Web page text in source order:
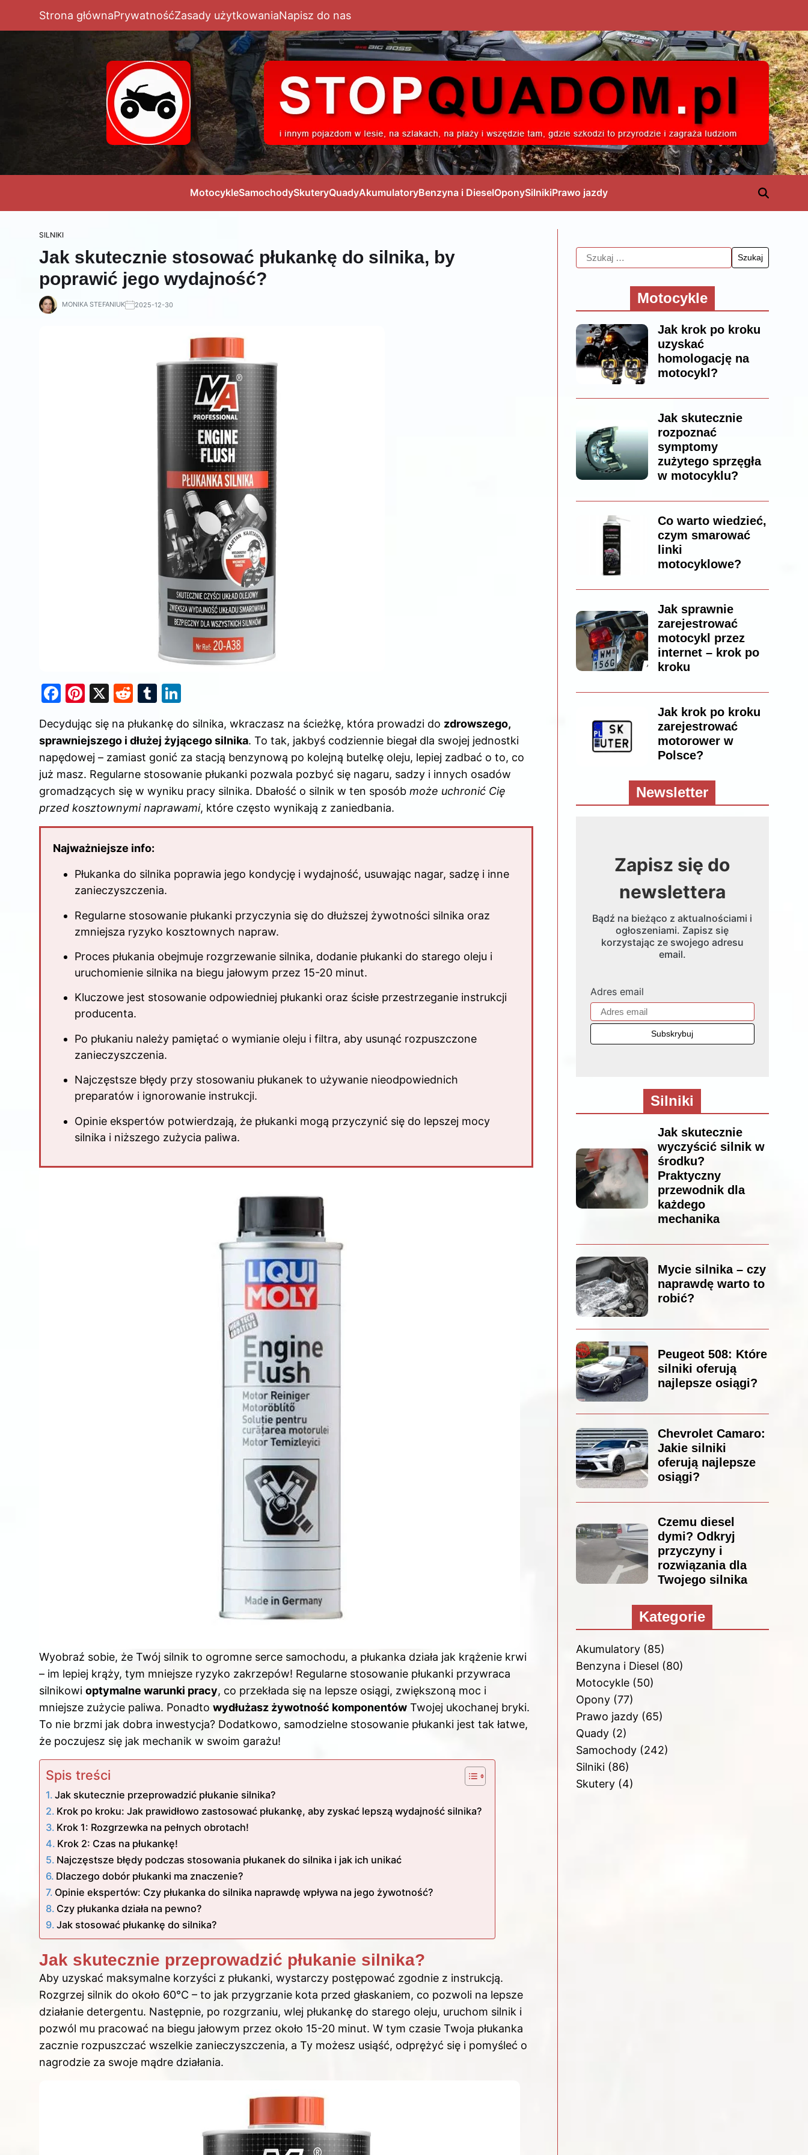
Strona głównaPrywatnośćZasady użytkowaniaNapisz do nas
MotocykleSamochodySkuteryQuadyAkumulatoryBenzyna i DieselOponySilnikiPrawo jazdy
SILNIKI
Jak skutecznie stosować płukankę do silnika, by
poprawić jego wydajność?
MONIKA STEFANIUK 2025-12-30
F
c
e
b
o
o
k
Pi
er
e
st
X
R
d
di
t
T
m
bl
r
k
e
dI
n
Decydując się na płukankę do silnika, wkraczasz na ścieżkę, która prowadzi do zdrowszego,
sprawniejszego i dłużej żyjącego silnika. To tak, jakbyś codziennie biegał dla swojej jednostki
napędowej – zamiast gonić za stacją benzynową po kolejną butelkę oleju, lepiej zadbać o to, co
już masz. Regularne stosowanie płukanki pozwala pozbyć się nagaru, sadzy i innych osadów
gromadzących się w wyniku pracy silnika. Dbałość o silnik w ten sposób może uchronić Cię
przed kosztownymi naprawami, które często wynikają z zaniedbania.
Najważniejsze info:
Płukanka do silnika poprawia jego kondycję i wydajność, usuwając nagar, sadzę i inne
zanieczyszczenia.
Regularne stosowanie płukanki przyczynia się do dłuższej żywotności silnika oraz
zmniejsza ryzyko kosztownych napraw.
Proces płukania obejmuje rozgrzewanie silnika, dodanie płukanki do starego oleju i
uruchomienie silnika na biegu jałowym przez 15-20 minut.
Kluczowe jest stosowanie odpowiedniej płukanki oraz ścisłe przestrzeganie instrukcji
producenta.
Po płukaniu należy pamiętać o wymianie oleju i filtra, aby usunąć rozpuszczone
zanieczyszczenia.
Najczęstsze błędy przy stosowaniu płukanek to używanie nieodpowiednich
preparatów i ignorowanie instrukcji.
Opinie ekspertów potwierdzają, że płukanki mogą przyczynić się do lepszej mocy
silnika i niższego zużycia paliwa.
Wyobraź sobie, że Twój silnik to ogromne serce samochodu, a płukanka działa jak krążenie krwi
– im lepiej krąży, tym mniejsze ryzyko zakrzepów! Regularne stosowanie płukanki przywraca
silnikowi optymalne warunki pracy, co przekłada się na lepsze osiągi, zwiększoną moc i
mniejsze zużycie paliwa. Ponadto wydłużasz żywotność komponentów Twojej ukochanej bryki.
To nie brzmi jak dobra inwestycja? Dodatkowo, samodzielne stosowanie płukanki jest tak łatwe,
że poczujesz się jak mechanik w swoim garażu!
Spis treści
Jak skutecznie przeprowadzić płukanie silnika?
Krok po kroku: Jak prawidłowo zastosować płukankę, aby zyskać lepszą wydajność silnika?
Krok 1: Rozgrzewka na pełnych obrotach!
Krok 2: Czas na płukankę!
Najczęstsze błędy podczas stosowania płukanek do silnika i jak ich unikać
Dlaczego dobór płukanki ma znaczenie?
Opinie ekspertów: Czy płukanka do silnika naprawdę wpływa na jego żywotność?
Czy płukanka działa na pewno?
Jak stosować płukankę do silnika?
Jak skutecznie przeprowadzić płukanie silnika?
Aby uzyskać maksymalne korzyści z płukanki, wystarczy postępować zgodnie z instrukcją.
Rozgrzej silnik do około 60°C – to jak przygrzanie kota przed głaskaniem, co pozwoli na lepsze
działanie detergentu. Następnie, po rozgrzaniu, wlej płukankę do starego oleju, uruchom silnik i
pozwól mu pracować na biegu jałowym przez około 15-20 minut. W tym czasie Twoja płukanka
zacznie rozpuszczać wszelkie zanieczyszczenia, a Ty możesz usiąść, odprężyć się i pomyśleć o
nagrodzie za swoje mądre działania.
Motocykle
Jak krok po kroku
uzyskać
homologację na
motocykl?
Jak skutecznie
rozpoznać
symptomy
zużytego sprzęgła
w motocyklu?
Co warto wiedzieć,
czym smarować
linki
motocyklowe?
Jak sprawnie
zarejestrować
motocykl przez
internet – krok po
kroku
Jak krok po kroku
zarejestrować
motorower w
Polsce?
Newsletter
Zapisz się do
newslettera
Bądź na bieżąco z aktualnościami i
ogłoszeniami. Zapisz się
korzystając ze swojego adresu
email.
Adres email
Silniki
Jak skutecznie
wyczyścić silnik w
środku?
Praktyczny
przewodnik dla
każdego
mechanika
Mycie silnika – czy
naprawdę warto to
robić?
Peugeot 508: Które
silniki oferują
najlepsze osiągi?
Chevrolet Camaro:
Jakie silniki
oferują najlepsze
osiągi?
Czemu diesel
dymi? Odkryj
przyczyny i
rozwiązania dla
Twojego silnika
Kategorie
Akumulatory(85)
Benzyna i Diesel (80)
Motocykle(50)
Opony(77)
Prawo jazdy(65)
Quady(2)
Samochody(242)
Silniki(86)
Skutery(4)